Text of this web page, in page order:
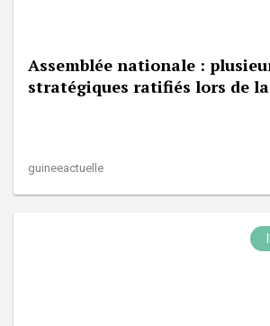
Assemblée nationale :
stratégiques ratifiés lors de la
guineeactuelle